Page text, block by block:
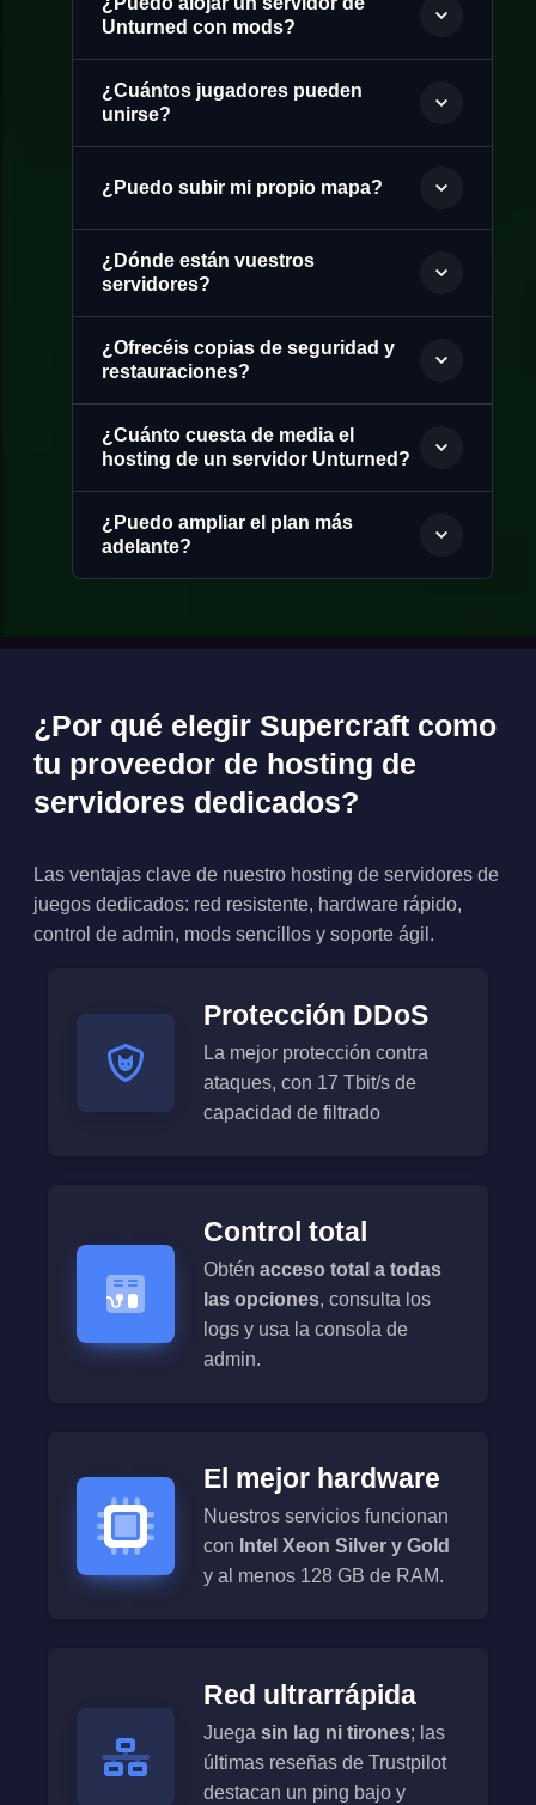
Unturned con mods?
¿Cuántos jugadores pueden
unirse?
¿Puedo subir mi propio mapa?
¿Dónde están vuestros
servidores?
¿Ofrecéis copias de seguridad y
restauraciones?
¿Cuánto cuesta de media el
hosting de un servidor Unturned?
¿Puedo ampliar el plan más
adelante?
¿Por qué elegir Supercraft como
tu proveedor de hosting de
servidores dedicados?
Las ventajas clave de nuestro hosting de servidores de
juegos dedicados: red resistente, hardware rápido,
control de admin, mods sencillos y soporte ágil.
Protección DDoS
La mejor protección contra
ataques, con 17 Tbit/s de
capacidad de filtrado
Control total
Obtén acceso total a todas
las opciones, consulta los
logs y usa la consola de
admin.
El mejor hardware
Nuestros servicios funcionan
con Intel Xeon Silver y Gold
y al menos 128 GB de RAM.
Red ultrarrápida
Juega sin lag ni tirones; las
últimas reseñas de Trustpilot
destacan un ping bajo y